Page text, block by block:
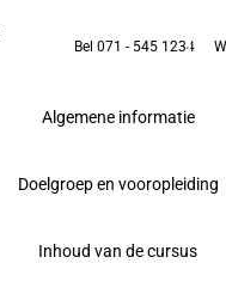
Bel 071 - 545 1234
Algemene informatie
Doelgroep en vooropleiding
Inhoud van de cursus